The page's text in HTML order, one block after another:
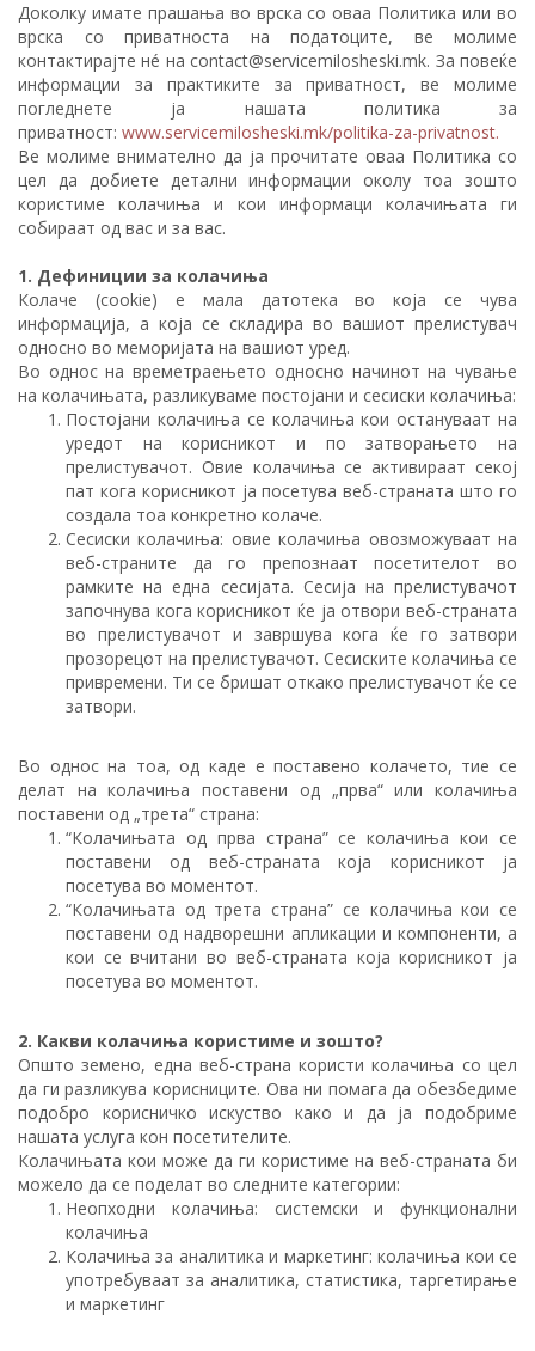
Доколку имате прашања во врска со оваа Политика или во
врска со приватноста на податоците, ве молиме
контактирајте нé на contact@servicemilosheski.mk. За повеќе
информации за практиките за приватност, ве молиме
погледнете ја нашата политика за
приватност: www.servicemilosheski.mk/politika-za-privatnost.
Ве молиме внимателно да ја прочитате оваа Политика со
цел да добиете детални информации околу тоа зошто
користиме колачиња и кои информаци колачињата ги
собираат од вас и за вас.
1. Дефиниции за колачиња
Колаче (cookie) е мала датотека во која се чува
информација, а која се складира во вашиот прелистувач
односно во меморијата на вашиот уред.
Во однос на времетраењето односно начинот на чување
на колачињата, разликуваме постојани и сесиски колачиња:
Постојани колачиња се колачиња кои остануваат на
уредот на корисникот и по затворањето на
прелистувачот. Овие колачиња се активираат секој
пат кога корисникот ја посетува веб-страната што го
создала тоа конкретно колаче.
Сесиски колачиња: овие колачиња овозможуваат на
веб-страните да го препознаат посетителот во
рамките на една сесијата. Сесија на прелистувачот
започнува кога корисникот ќе ја отвори веб-страната
во прелистувачот и завршува кога ќе го затвори
прозорецот на прелистувачот. Сесиските колачиња се
привремени. Ти се бришат откако прелистувачот ќе се
затвори.
Во однос на тоа, од каде е поставено колачето, тие се
делат на колачиња поставени од „прва“ или колачиња
поставени од „трета“ страна:
“Колачињата од прва страна” се колачиња кои се
поставени од веб-страната која корисникот ја
посетува во моментот.
“Колачињата од трета страна” се колачиња кои се
поставени од надворешни апликации и компоненти, а
кои се вчитани во веб-страната која корисникот ја
посетува во моментот.
2. Какви колачиња користиме и зошто?
Општо земено, една веб-страна користи колачиња со цел
да ги разликува корисниците. Ова ни помага да обезбедиме
подобро корисничко искуство како и да ја подобриме
нашата услуга кон посетителите.
Колачињата кои може да ги користиме на веб-страната би
можело да се поделат во следните категории:
Неопходни колачиња: системски и функционални
колачиња
Колачиња за аналитика и маркетинг: колачиња кои се
употребуваат за аналитика, статистика, таргетирање
и маркетинг